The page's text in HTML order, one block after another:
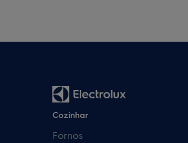
Cozinhar
Fornos